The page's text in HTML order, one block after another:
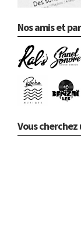
Nos amis et
Vous